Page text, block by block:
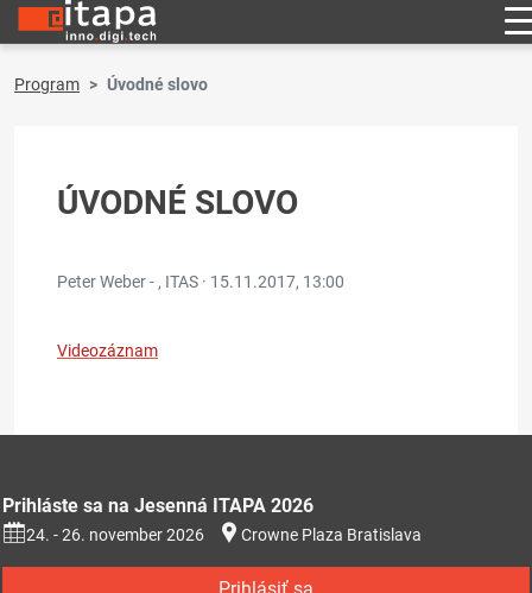
Program Úvodné slovo
ÚVODNÉ SLOVO
Peter Weber - , ITAS · 15.11.2017, 13:00
Videozáznam
Prihláste sa na Jesenná ITAPA 2026
24. - 26. november 2026 Crowne Plaza Bratislava